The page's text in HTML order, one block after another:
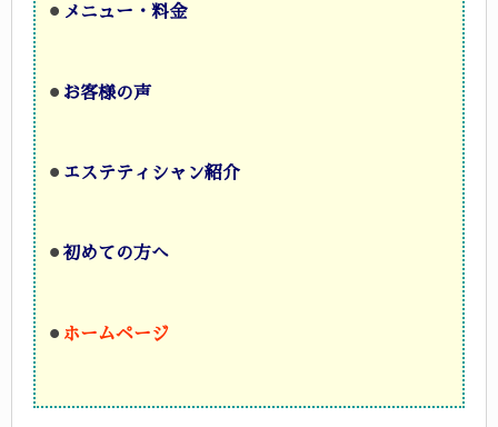
⚫︎ メニュー・料金
⚫︎ お客様の声
⚫︎ エステティシャン紹介
⚫︎ 初めての方へ
⚫︎ ホームページ